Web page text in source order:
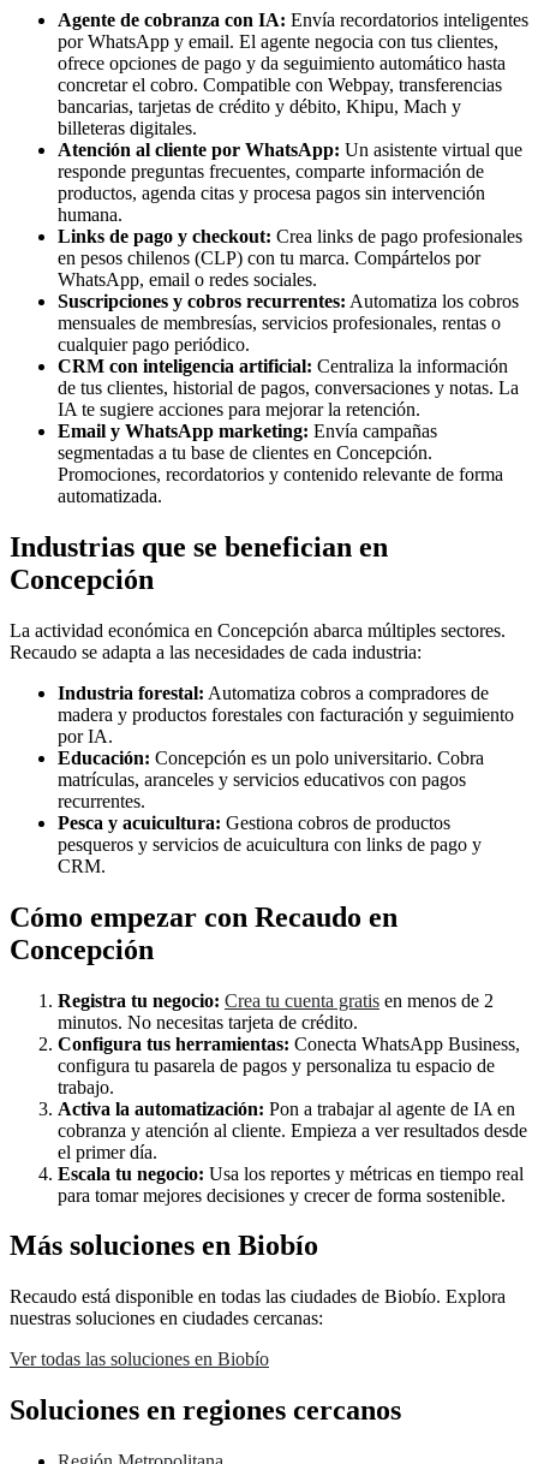
Agente de cobranza con IA: Envía recordatorios inteligentes
por WhatsApp y email. El agente negocia con tus clientes,
ofrece opciones de pago y da seguimiento automático hasta
concretar el cobro. Compatible con Webpay, transferencias
bancarias, tarjetas de crédito y débito, Khipu, Mach y
billeteras digitales.
Atención al cliente por WhatsApp: Un asistente virtual que
responde preguntas frecuentes, comparte información de
productos, agenda citas y procesa pagos sin intervención
humana.
Links de pago y checkout: Crea links de pago profesionales
en pesos chilenos (CLP) con tu marca. Compártelos por
WhatsApp, email o redes sociales.
Suscripciones y cobros recurrentes: Automatiza los cobros
mensuales de membresías, servicios profesionales, rentas o
cualquier pago periódico.
CRM con inteligencia artificial: Centraliza la información
de tus clientes, historial de pagos, conversaciones y notas. La
IA te sugiere acciones para mejorar la retención.
Email y WhatsApp marketing: Envía campañas
segmentadas a tu base de clientes en Concepción.
Promociones, recordatorios y contenido relevante de forma
automatizada.
Industrias que se benefician en
Concepción
La actividad económica en Concepción abarca múltiples sectores.
Recaudo se adapta a las necesidades de cada industria:
Industria forestal: Automatiza cobros a compradores de
madera y productos forestales con facturación y seguimiento
por IA.
Educación: Concepción es un polo universitario. Cobra
matrículas, aranceles y servicios educativos con pagos
recurrentes.
Pesca y acuicultura: Gestiona cobros de productos
pesqueros y servicios de acuicultura con links de pago y
CRM.
Cómo empezar con Recaudo en
Concepción
Registra tu negocio: Crea tu cuenta gratis en menos de 2
minutos. No necesitas tarjeta de crédito.
Configura tus herramientas: Conecta WhatsApp Business,
configura tu pasarela de pagos y personaliza tu espacio de
trabajo.
Activa la automatización: Pon a trabajar al agente de IA en
cobranza y atención al cliente. Empieza a ver resultados desde
el primer día.
Escala tu negocio: Usa los reportes y métricas en tiempo real
para tomar mejores decisiones y crecer de forma sostenible.
Más soluciones en Biobío
Recaudo está disponible en todas las ciudades de Biobío. Explora
nuestras soluciones en ciudades cercanas:
Ver todas las soluciones en Biobío
Soluciones en regiones cercanos